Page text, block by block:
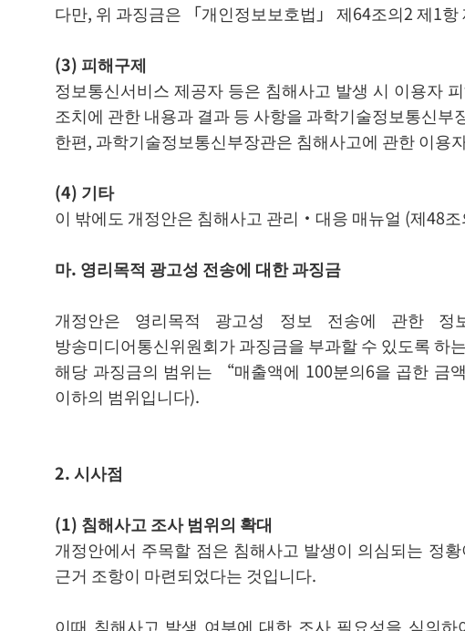
다만, 위 과징금은 「개인정보보호법」 제64조의2 제1항
(3) 피해구제
정보통신서비스 제공자 등은 침해사고 발생 시 이용자
조치에 관한 내용과 결과 등 사항을 과학기술정보통신
한편, 과학기술정보통신부장관은 침해사고에 관한 이용
(4) 기타
이 밖에도 개정안은 침해사고 관리·대응 매뉴얼 (제48
마. 영리목적 광고성 전송에 대한 과징금
개정안은 영리목적 광고성 정보 전송에 관한 정
방송미디어통신위원회가 과징금을 부과할 수 있도록 하
해당 과징금의 범위는 “매출액에 100분의6을 곱한 금
이하의 범위입니다).
2. 시사점
(1) 침해사고 조사 범위의 확대
개정안에서 주목할 점은 침해사고 발생이 의심되는 정
근거 조항이 마련되었다는 것입니다.
이때 침해사고 발생 여부에 대한 조사 필요성을 심의